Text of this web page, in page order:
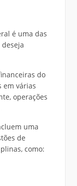
é uma das
do
em várias
operações
uma
de
como: